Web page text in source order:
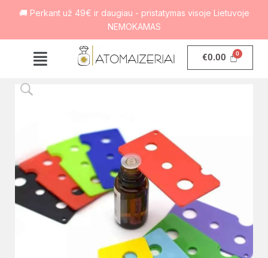
🚚 Perkant už 49€ ir daugiau - pristatymas visoje Lietuvoje
NEMOKAMAS
€0.00